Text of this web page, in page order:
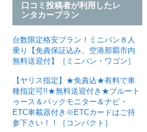
口コミ投稿者が利用したレ
ンタカープラン
台数限定格安プラン！ミニバン８人
乗り【免責保証込み、空港那覇市内
無料送迎付】［ミニバン・ワゴン］
【ヤリス指定】★免責込★有料で車
種指定可!!★無料送迎付き★ブルート
ゥース＆バックモニター＆ナビ・
ETC車載器付き※ETCカードはご持
参下さい！！［コンパクト］